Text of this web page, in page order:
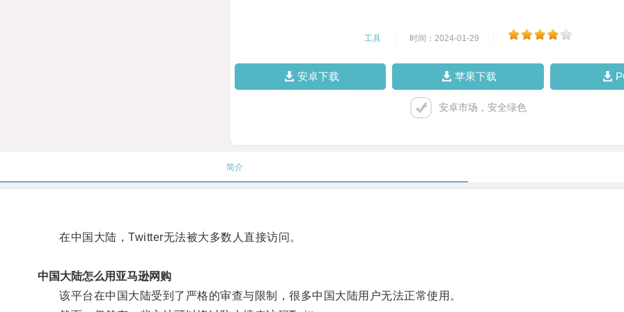
工具 时间：2024-01-29
安卓下载 苹果下载
安卓市场，安全绿色
简介
在中国大陆，Twitter无法被大多数人直接访问。
中国大陆怎么用亚马逊网购
该平台在中国大陆受到了严格的审查与限制，很多中国大陆用户无法正常使用。